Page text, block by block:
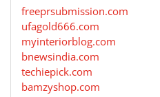
freeprsubmission.com
ufagold666.com
myinteriorblog.com
bnewsindia.com
techiepick.com
bamzyshop.com